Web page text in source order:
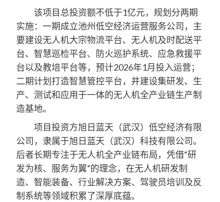
该项目总投资额不低于1亿元，规划分两期
实施：一期成立池州低空经济运营服务公司，主
要建设无人机大宗物流平台、无人机及时配送平
台、智慧巡检平台、防火巡护系统、应急救援平
台以及教培平台等，预计2026年1月投入运营；
二期计划打造智慧管控平台，并建设集研发、生
产、测试和应用于一体的无人机全产业链生产制
造基地。
项目投资方旭日蓝天（武汉）低空经济有限
公司，隶属于旭日蓝天（武汉）科技有限公司。
后者长期专注于无人机全产业链布局，凭借“研
发为核、服务为翼”的理念，在无人机研发制
造、智能装备、行业解决方案、驾驶员培训及反
制系统等领域积累了深厚底蕴。